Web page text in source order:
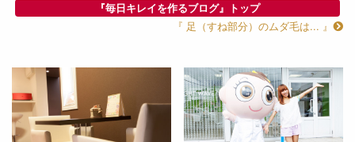
『毎日キレイを作るブログ』トップ
『 足（すね部分）のムダ毛は... 』